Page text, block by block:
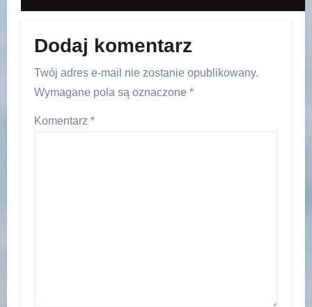
Dodaj komentarz
Twój adres e-mail nie zostanie opublikowany.
Wymagane pola są oznaczone *
Komentarz *